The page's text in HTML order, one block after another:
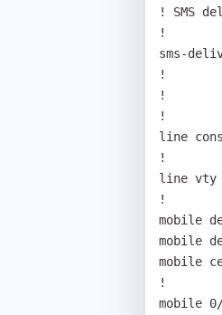
! SMS
!
sms-
!
!
!
line
!
line vty
!
mobile
mobile
mobile
!
mobile